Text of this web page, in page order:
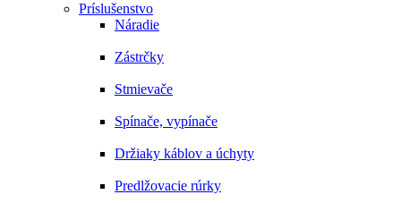
Príslušenstvo
Náradie
Zástrčky
Stmievače
Spínače, vypínače
Držiaky káblov a úchyty
Predlžovacie rúrky